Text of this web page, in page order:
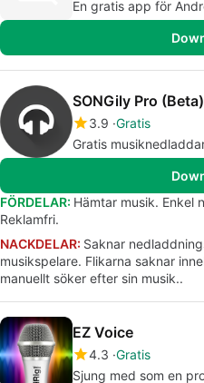
En gratis app för
SONGily Pro (Beta)
3.9 Gratis
Gratis
FÖRDELAR: Hämtar musik. Enkel
Reklamfri.
NACKDELAR: Saknar
musikspelare. Flikarna saknar
manuellt söker efter sin musik..
EZ Voice
4.3 Gratis
Sjung med som en